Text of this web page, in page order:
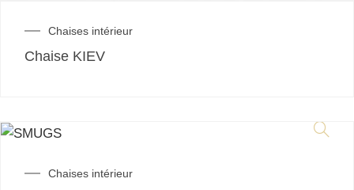
Chaises intérieur
Chaise KIEV
Chaises intérieur